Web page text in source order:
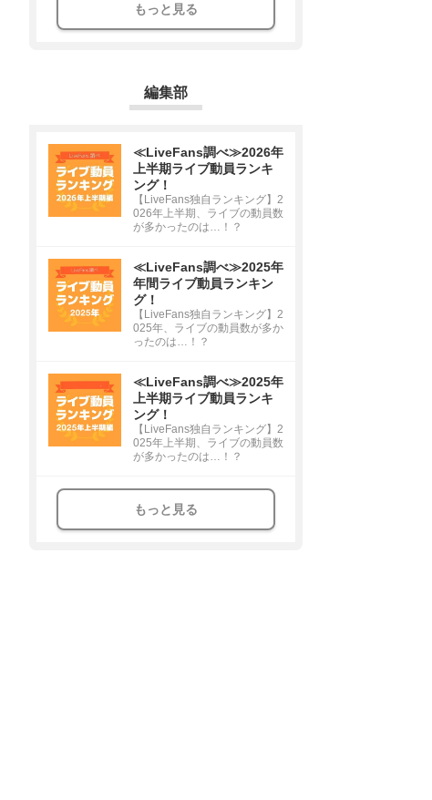
もっと見る
編集部
≪LiveFans調べ≫2026年
上半期ライブ動員ランキ
ング！
【LiveFans独自ランキング】2
026年上半期、ライブの動員数
が多かったのは…！？
≪LiveFans調べ≫2025年
年間ライブ動員ランキン
グ！
【LiveFans独自ランキング】2
025年、ライブの動員数が多か
ったのは…！？
≪LiveFans調べ≫2025年
上半期ライブ動員ランキ
ング！
【LiveFans独自ランキング】2
025年上半期、ライブの動員数
が多かったのは…！？
もっと見る